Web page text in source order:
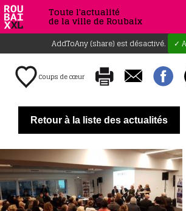
Toute l'actualité
de la ville de Roubaix
AddToAny (share) est désactivé. ✓
Coups de cœur
Retour à la liste des actualités